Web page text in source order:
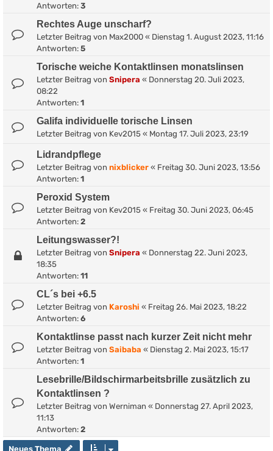
Antworten: 3
Rechtes Auge unscharf?
Letzter Beitrag von Max2000 « Dienstag 1. August 2023, 11:16
Antworten: 5
Torische weiche Kontaktlinsen monatslinsen
Letzter Beitrag von Snipera « Donnerstag 20. Juli 2023,
08:22
Antworten: 1
Galifa individuelle torische Linsen
Letzter Beitrag von Kev2015 « Montag 17. Juli 2023, 23:19
Lidrandpflege
Letzter Beitrag von nixblicker « Freitag 30. Juni 2023, 13:56
Antworten: 1
Peroxid System
Letzter Beitrag von Kev2015 « Freitag 30. Juni 2023, 06:45
Antworten: 2
Leitungswasser?!
Letzter Beitrag von Snipera « Donnerstag 22. Juni 2023,
18:35
Antworten: 11
CL´s bei +6.5
Letzter Beitrag von Karoshi « Freitag 26. Mai 2023, 18:22
Antworten: 6
Kontaktlinse passt nach kurzer Zeit nicht mehr
Letzter Beitrag von Saibaba « Dienstag 2. Mai 2023, 15:17
Antworten: 1
Lesebrille/Bildschirmarbeitsbrille zusätzlich zu
Kontaktlinsen ?
Letzter Beitrag von Werniman « Donnerstag 27. April 2023,
11:13
Antworten: 2
Neues Thema